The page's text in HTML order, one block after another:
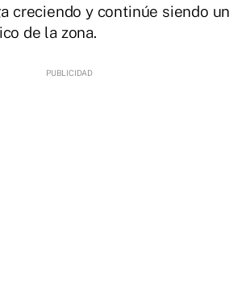
creciendo y continúe siendo un
de la zona.